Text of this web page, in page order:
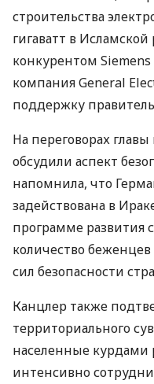
строительства
гигаватт в
конкурентом Siemens
компания General
поддержку
На переговорах
обсудили аспект
напомнила, что
задействована в
программе развития
количество
сил безопасности
Канцлер также
территориального
населенные курдами
интенсивно